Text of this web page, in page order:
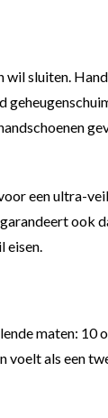
sluiten.
een ultra-
ook
eisen.
maten:
als een